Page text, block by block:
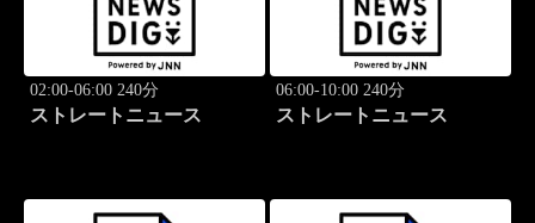
02:00-06:00 240分
ストレートニュース
06:00-10:00 240分
ストレートニュース